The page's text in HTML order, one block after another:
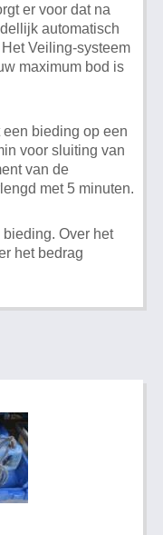
er voor dat na
automatisch
Veiling-systeem
maximum bod is
een bieding op een
voor sluiting van
van de
met 5 minuten.
Over het
het bedrag